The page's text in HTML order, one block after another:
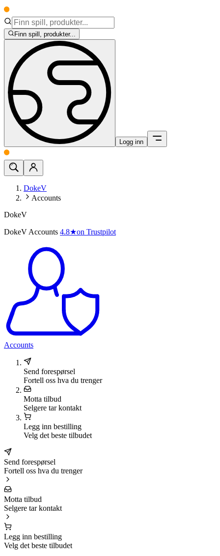
Finn spill, produkter...
Logg inn
DokeV
Accounts
DokeV
DokeV Accounts 4.8★on Trustpilot
Accounts
Send forespørsel
Fortell oss hva du trenger
Motta tilbud
Selgere tar kontakt
Legg inn bestilling
Velg det beste tilbudet
Send forespørsel
Fortell oss hva du trenger
Motta tilbud
Selgere tar kontakt
Legg inn bestilling
Velg det beste tilbudet